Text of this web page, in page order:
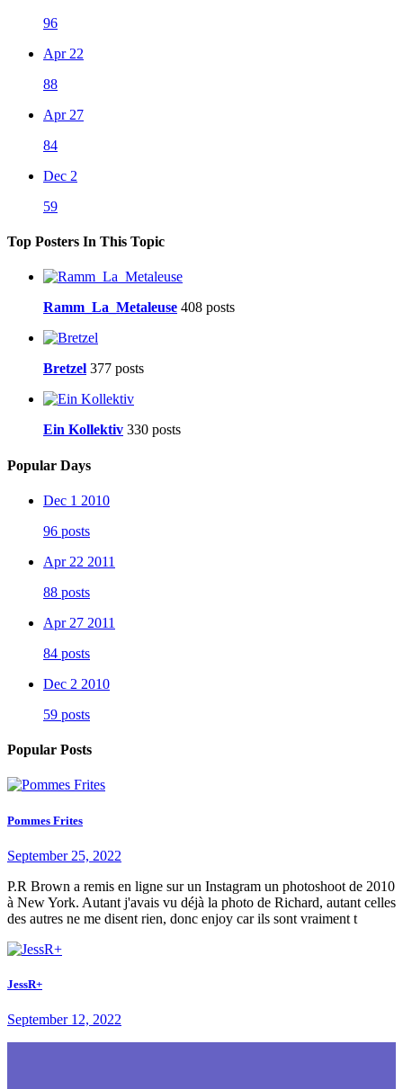
96
Apr 22
88
Apr 27
84
Dec 2
59
Top Posters In This Topic
Ramm_La_Metaleuse 408 posts
Bretzel 377 posts
Ein Kollektiv 330 posts
Popular Days
Dec 1 2010
96 posts
Apr 22 2011
88 posts
Apr 27 2011
84 posts
Dec 2 2010
59 posts
Popular Posts
Pommes Frites
September 25, 2022
P.R Brown a remis en ligne sur un Instagram un photoshoot de 2010
à New York. Autant j'avais vu déjà la photo de Richard, autant celles
des autres ne me disent rien, donc enjoy car ils sont vraiment t
JessR+
September 12, 2022